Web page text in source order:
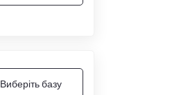
Виберіть базу